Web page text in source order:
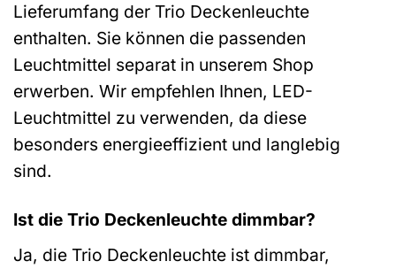
Lieferumfang der Trio Deckenleuchte
enthalten. Sie können die passenden
Leuchtmittel separat in unserem Shop
erwerben. Wir empfehlen Ihnen, LED-
Leuchtmittel zu verwenden, da diese
besonders energieeffizient und langlebig
sind.
Ist die Trio Deckenleuchte dimmbar?
Ja, die Trio Deckenleuchte ist dimmbar,